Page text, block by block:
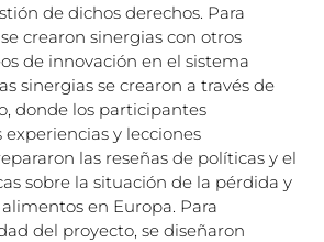
de dichos derechos. Para
crearon sinergias con otros
de innovación en el sistema
sinergias se crearon a través de
donde los participantes
y lecciones
las reseñas de políticas y el
sobre la situación de la pérdida y
en Europa. Para
del proyecto, se diseñaron